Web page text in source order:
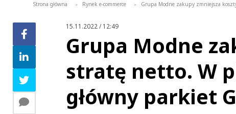
Strona główna > Rynek e-commerce > Grupa Modne zakupy zmniejsza
15.11.2022 / 12:49
Grupa Modne
stratę netto. W
główny parkiet